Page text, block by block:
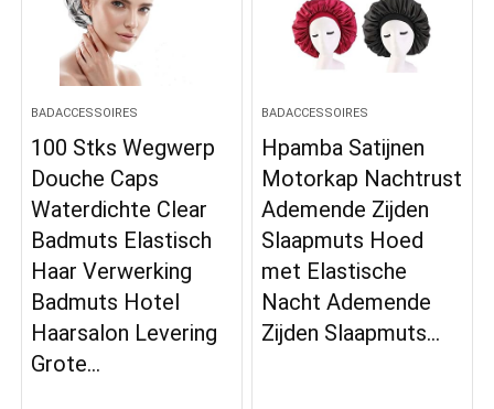
BADACCESSOIRES
100 Stks Wegwerp
Douche Caps
Waterdichte Clear
Badmuts Elastisch
Haar Verwerking
Badmuts Hotel
Haarsalon Levering
Grote…
BADACCESSOIRES
Hpamba Satijnen
Motorkap Nachtrust
Ademende Zijden
Slaapmuts Hoed
met Elastische
Nacht Ademende
Zijden Slaapmuts…